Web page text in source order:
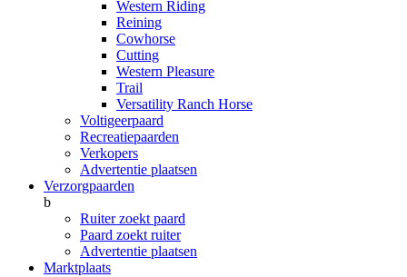
Western Riding
Reining
Cowhorse
Cutting
Western Pleasure
Trail
Versatility Ranch Horse
Voltigeerpaard
Recreatiepaarden
Verkopers
Advertentie plaatsen
Verzorgpaarden
b
Ruiter zoekt paard
Paard zoekt ruiter
Advertentie plaatsen
Marktplaats